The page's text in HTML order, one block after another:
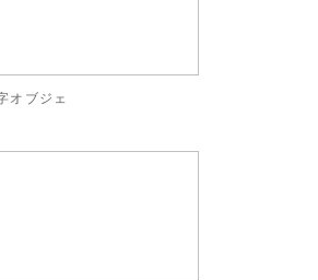
オブジェ